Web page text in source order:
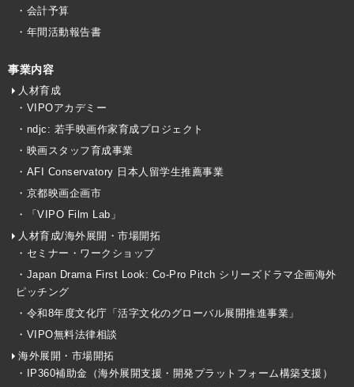
・会計予算
・年間活動報告書
事業内容
人材育成
・VIPOアカデミー
・ndjc: 若手映画作家育成プロジェクト
・映画スタッフ育成事業
・AFI Conservatory 日本人留学生推薦事業
・京都映画企画市
・「VIPO Film Lab」
人材育成/海外展開・市場開拓
・セミナー・ワークショップ
・Japan Drama First Look: Co-Pro Pitch シリーズドラマ企画海外
ピッチング
・令和8年度文化庁「活字文化のグローバル展開推進事業」
・VIPO無料法律相談
海外展開・市場開拓
・IP360補助金（海外展開支援・開発プラットフォーム構築支援）